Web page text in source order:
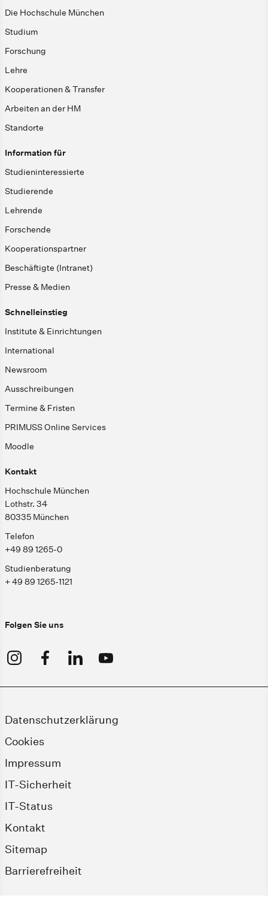
Die Hochschule München
Studium
Forschung
Lehre
Kooperationen & Transfer
Arbeiten an der HM
Standorte
Information für
Studieninteressierte
Studierende
Lehrende
Forschende
Kooperationspartner
Beschäftigte (Intranet)
Presse & Medien
Schnelleinstieg
Institute & Einrichtungen
International
Newsroom
Ausschreibungen
Termine & Fristen
PRIMUSS Online Services
Moodle
Kontakt
Hochschule München
Lothstr. 34
80335 München
Telefon
+49 89 1265-0
Studienberatung
+ 49 89 1265-1121
Folgen Sie uns
Datenschutzerklärung
Cookies
Impressum
IT-Sicherheit
IT-Status
Kontakt
Sitemap
Barrierefreiheit